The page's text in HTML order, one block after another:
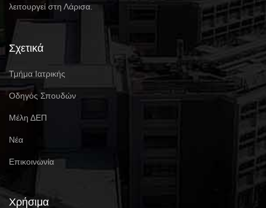
λειτουργεί στη Λάρισα.
Σχετικά
Τμήμα Ιατρικής
Οδηγός Σπουδών
Μέλη ΔΕΠ
Νέα
Επικοινωνία
Χρήσιμα